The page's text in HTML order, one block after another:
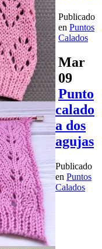
Publicado
en Puntos
Calados
Mar
09
Punto
calado
a dos
agujas
Publicado
en Puntos
Calados